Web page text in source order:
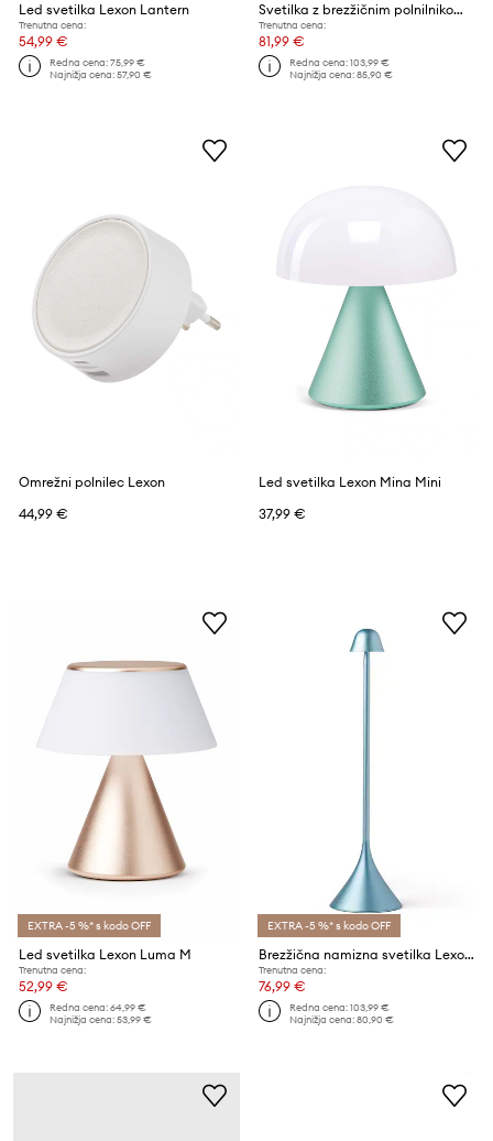
Led svetilka Lexon Lantern
Trenutna cena:
54,99 €
Redna cena:75,99 €
Najnižja cena:57,90 €
Svetilka z brezžičnim polnilnikom Lexon Bubble Lamp
Trenutna cena:
81,99 €
Redna cena:103,99 €
Najnižja cena:85,90 €
Omrežni polnilec Lexon
44,99 €
Led svetilka Lexon Mina Mini
37,99 €
EXTRA -5 %* s kodo OFF
Led svetilka Lexon Luma M
Trenutna cena:
52,99 €
Redna cena:64,99 €
Najnižja cena:53,99 €
EXTRA -5 %* s kodo OFF
Brezžična namizna svetilka Lexon Steli Bell
Trenutna cena:
76,99 €
Redna cena:103,99 €
Najnižja cena:80,90 €